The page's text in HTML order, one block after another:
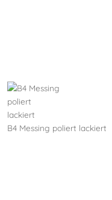
B4 Messing poliert lackiert